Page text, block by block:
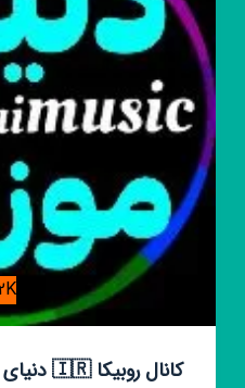
72K
کانال روبیکا 🇮🇷 دنیای موزیک 🇮🇷